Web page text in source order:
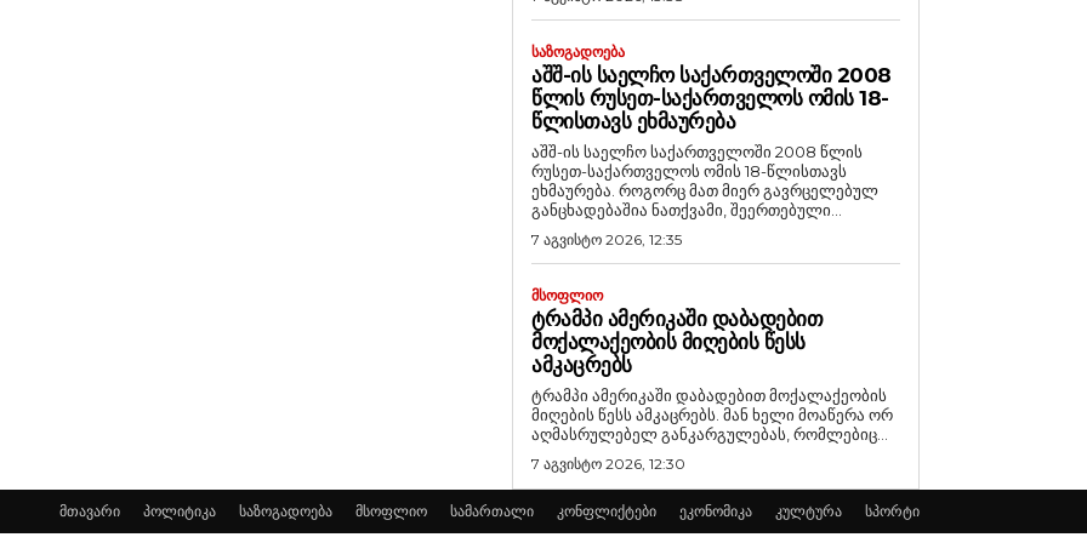
ᲡᲐᲖᲝᲒᲐᲓᲝᲔᲑᲐ
ᲐᲨᲨ-ᲘᲡ ᲡᲐᲔᲚᲩᲝ ᲡᲐᲥᲐᲠᲗᲕᲔᲚᲝᲨᲘ 2008
ᲬᲚᲘᲡ ᲠᲣᲡᲔᲗ-ᲡᲐᲥᲐᲠᲗᲕᲔᲚᲝᲡ ᲝᲛᲘᲡ 18-
ᲬᲚᲘᲡᲗᲐᲕᲡ ᲔᲮᲛᲐᲣᲠᲔᲑᲐ
აშშ-ის საელჩო საქართველოში 2008 წლის
რუსეთ-საქართველოს ომის 18-წლისთავს
ეხმაურება. როგორც მათ მიერ გავრცელებულ
განცხადებაშია ნათქვამი, შეერთებული...
7 აგვისტო 2026, 12:35
ᲛᲡᲝᲤᲚᲘᲝ
ᲢᲠᲐᲛᲞᲘ ᲐᲛᲔᲠᲘᲙᲐᲨᲘ ᲓᲐᲑᲐᲓᲔᲑᲘᲗ
ᲛᲝᲥᲐᲚᲐᲥᲔᲝᲑᲘᲡ ᲛᲘᲦᲔᲑᲘᲡ ᲬᲔᲡᲡ
ᲐᲛᲙᲐᲪᲠᲔᲑᲡ
ტრამპი ამერიკაში დაბადებით მოქალაქეობის
მიღების წესს ამკაცრებს. მან ხელი მოაწერა ორ
აღმასრულებელ განკარგულებას, რომლებიც...
7 აგვისტო 2026, 12:30
მთავარი პოლიტიკა საზოგადოება მსოფლიო სამართალი კონფლიქტები ეკონომიკა კულტურა სპორტი